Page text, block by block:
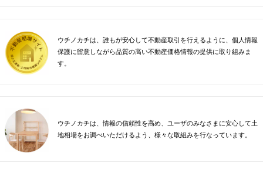
ウチノカチは、誰もが安心して不動産取引を行えるように、個人情報
保護に留意しながら品質の高い不動産価格情報の提供に取り組みま
す。
ウチノカチは、情報の信頼性を高め、ユーザのみなさまに安心して土
地相場をお調べいただけるよう、様々な取組みを行なっています。